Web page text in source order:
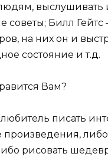
выслушивать
советы; Билл Гейтс
на них он и
состояние и т.д.
Вам?
писать
либо
рисовать